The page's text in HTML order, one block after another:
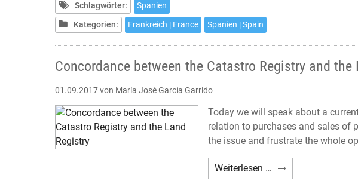
Registre
Schlagwörter:
Spanien
Kategorien:
Frankreich | France Spanien | Spain
Concordance between the Catastro Registry and the
01.09.2017von María José García Garrido
Today we will speak about a
relation to purchases and sales of
the issue and frustrate the whole
Weiterlesen … Concordance
between